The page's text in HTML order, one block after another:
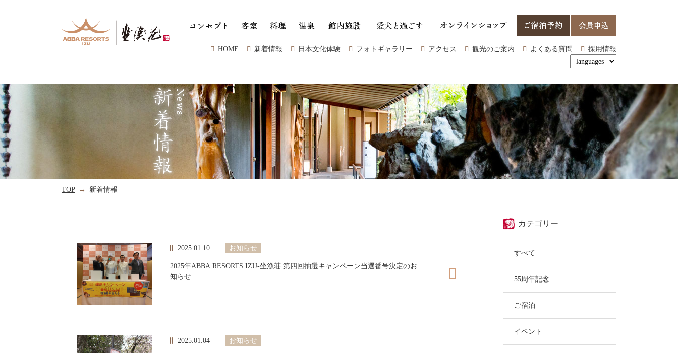
HOME 新着情報 日本文化体験 フォトギャラリー アクセス 観光のご案内 よくある質問 採用情報
TOP 新着情報
2025.01.10 お知らせ
2025年ABBA RESORTS IZU-坐漁荘 第四回抽選キャンペーン当選番号決定のお
知らせ
2025.01.04 お知らせ
カテゴリー
すべて
55周年記念
ご宿泊
イベント